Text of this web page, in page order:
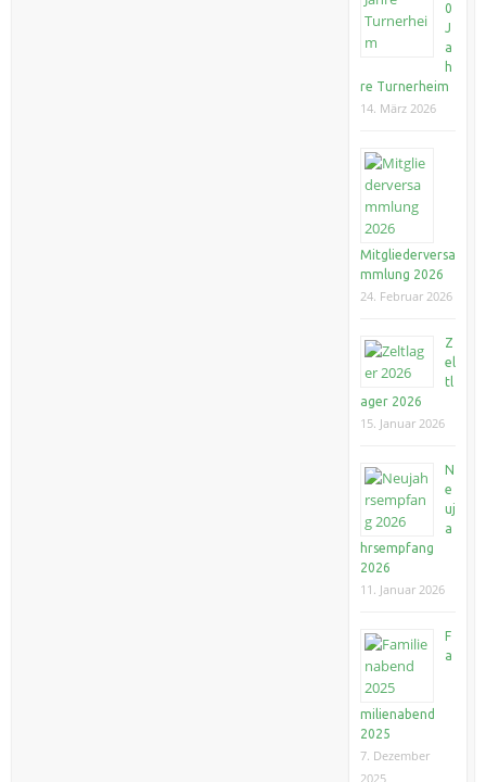
0
J
a
h
re Turnerheim
14. März 2026
Mitgliederversa
mmlung 2026
24. Februar 2026
Z
el
tl
ager 2026
15. Januar 2026
N
e
uj
a
hrsempfang
2026
11. Januar 2026
F
a
milienabend
2025
7. Dezember
2025